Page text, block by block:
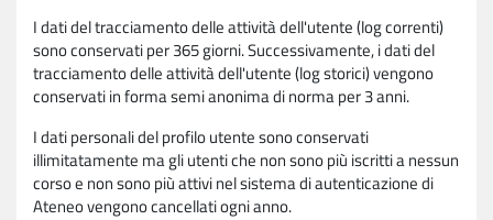
I dati del tracciamento delle attività dell'utente (log correnti)
sono conservati per 365 giorni. Successivamente, i dati del
tracciamento delle attività dell'utente (log storici) vengono
conservati in forma semi anonima di norma per 3 anni.
I dati personali del profilo utente sono conservati
illimitatamente ma gli utenti che non sono più iscritti a nessun
corso e non sono più attivi nel sistema di autenticazione di
Ateneo vengono cancellati ogni anno.